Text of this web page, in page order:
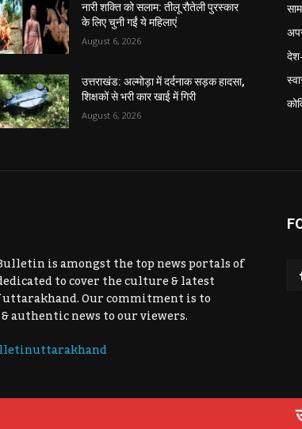
नारी शक्ति को सलाम: तीलू रौतेली पुरस्कार
के लिए चुनी गईं ये महिलाएं
August 6, 2026
उत्तराखंड: अल्मोड़ा में दर्दनाक सड़क हादसा,
शिक्षकों से भरी कार खाई में गिरी
August 6, 2026
is amongst the top news portals of
to cover the culture & latest
uttarakhand. Our commitment is to
authentic news to our viewers.
शिक्षा